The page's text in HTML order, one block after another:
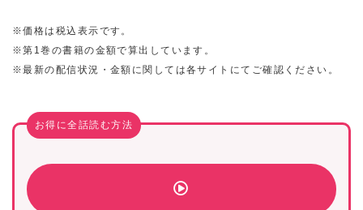
※価格は税込表示です。
※第1巻の書籍の金額で算出しています。
※最新の配信状況・金額に関しては各サイトにてご確認ください。
お得に全話読む方法